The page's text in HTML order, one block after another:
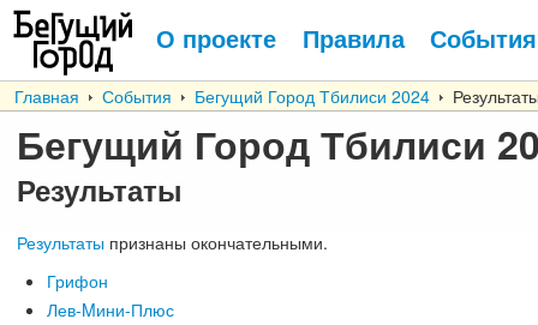
О проекте Правила События
Главная События Бегущий Город Тбилиси 2024
Бегущий Город Тбилиси
Результаты
Результаты признаны окончательными.
Грифон
Лев-Mини-Плюс